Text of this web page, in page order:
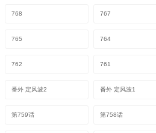
768 767
765 764
762 761
番外 定风波2 番外 定风波1
第759话 第758话